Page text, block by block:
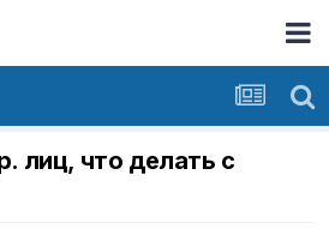
лиц, что делать с